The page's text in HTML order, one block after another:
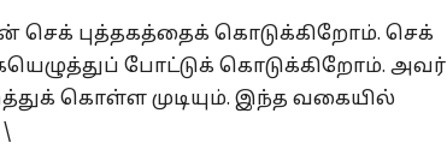
செக் புத்தகத்தைக் கொடுக்கிறோம். செக்
போட்டுக் கொடுக்கிறோம். அவர்
கொள்ள முடியும். இந்த வகையில்